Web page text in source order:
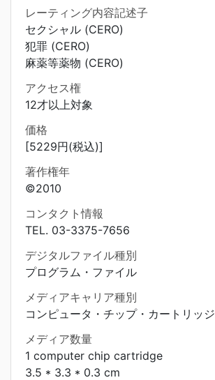
レーティング内容記述子
セクシャル (CERO)
犯罪 (CERO)
麻薬等薬物 (CERO)
アクセス権
12才以上対象
価格
[5229円(税込)]
著作権年
©2010
コンタクト情報
TEL. 03-3375-7656
デジタルファイル種別
プログラム・ファイル
メディアキャリア種別
コンピュータ・チップ・カートリッジ
メディア数量
1 computer chip cartridge
3.5 * 3.3 * 0.3 cm